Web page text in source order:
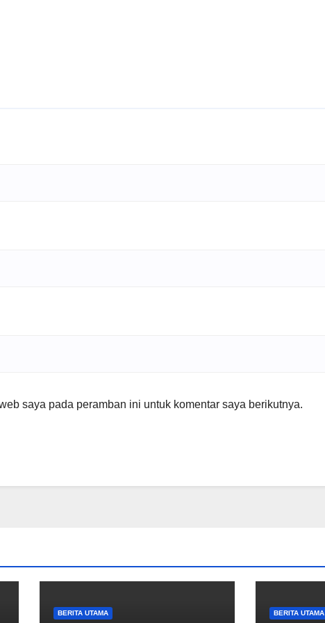
saya pada peramban ini untuk komentar saya berikutnya.
BERITA UTAMA BERITA UTAMA